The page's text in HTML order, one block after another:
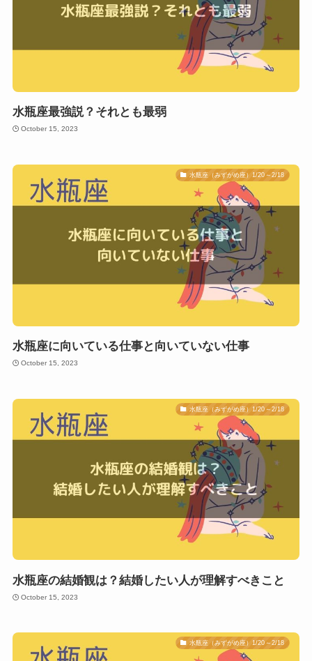
水瓶座最強説？それとも最弱
October 15, 2023
水瓶座（みずがめ座）1/20～2/18
水瓶座に向いている仕事と向いていない仕事
October 15, 2023
水瓶座（みずがめ座）1/20～2/18
水瓶座の結婚観は？結婚したい人が理解すべきこと
October 15, 2023
水瓶座（みずがめ座）1/20～2/18